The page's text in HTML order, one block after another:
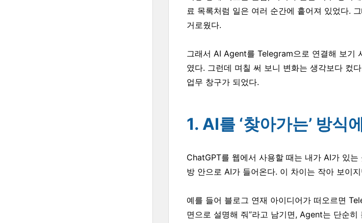
료 목록처럼 일은 여러 순간에 흩어져 있었다.
거로웠다.
그래서 AI Agent를 Telegram으로 연결해 보기
였다. 그런데 며칠 써 보니 변화는 생각보다 컸
업무 창구가 되었다.
1. AI를 ‘찾아가는’ 방식
ChatGPT를 웹에서 사용할 때는 내가 AI가 있
방 안으로 AI가 들어온다. 이 차이는 작아 보이
예를 들어 블로그 연재 아이디어가 떠오르면
면으로 설명해 줘”라고 남기면, Agent는 단순